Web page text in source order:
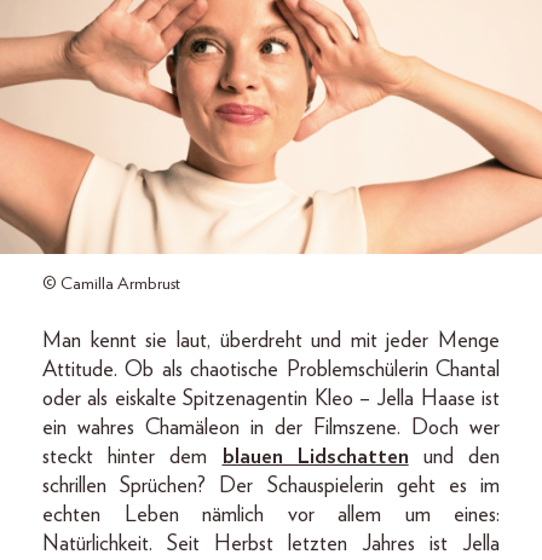
© Camilla Armbrust
Man kennt sie laut, überdreht und mit jeder Menge
Attitude. Ob als chaotische Problemschülerin Chantal
oder als eiskalte Spitzenagentin Kleo – Jella Haase ist
ein wahres Chamäleon in der Filmszene. Doch wer
steckt hinter dem
blauen Lidschatten und den
schrillen Sprüchen? Der Schauspielerin geht es im
echten Leben nämlich vor allem um eines:
Natürlichkeit. Seit Herbst letzten Jahres ist Jella